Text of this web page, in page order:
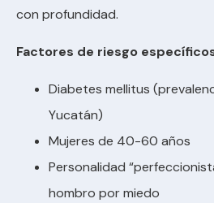
con profundidad.
Factores de riesgo
Diabetes mellitus
Yucatán)
Mujeres de 40-60 años
Personalidad
hombro por miedo